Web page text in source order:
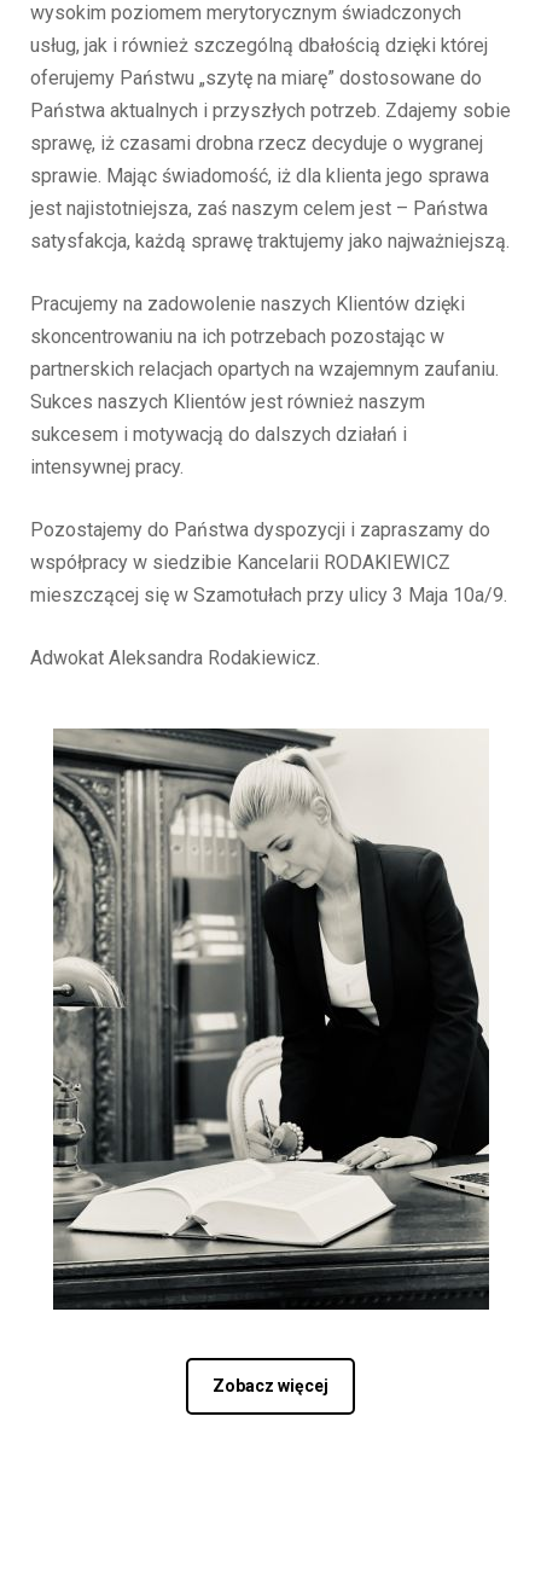
wysokim poziomem merytorycznym świadczonych
usług, jak i również szczególną dbałością dzięki której
oferujemy Państwu „szytę na miarę” dostosowane do
Państwa aktualnych i przyszłych potrzeb. Zdajemy sobie
sprawę, iż czasami drobna rzecz decyduje o wygranej
sprawie. Mając świadomość, iż dla klienta jego sprawa
jest najistotniejsza, zaś naszym celem jest – Państwa
satysfakcja, każdą sprawę traktujemy jako najważniejszą.
Pracujemy na zadowolenie naszych Klientów dzięki
skoncentrowaniu na ich potrzebach pozostając w
partnerskich relacjach opartych na wzajemnym zaufaniu.
Sukces naszych Klientów jest również naszym
sukcesem i motywacją do dalszych działań i
intensywnej pracy.
Pozostajemy do Państwa dyspozycji i zapraszamy do
współpracy w siedzibie Kancelarii RODAKIEWICZ
mieszczącej się w Szamotułach przy ulicy 3 Maja 10a/9.
Adwokat Aleksandra Rodakiewicz.
Zobacz więcej